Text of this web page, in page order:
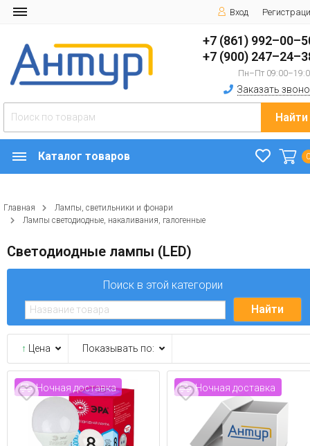
Вход
+7 (861)
+7 (900)
Пн–Пт
Заказать
Найти
Каталог товаров
Главная
Лампы, светильники и фонари
Лампы светодиодные, накаливания, галогенные
Светодиодные лампы (LED)
Поиск в этой категории
↑ Цена Показывать по:
Ночная доставка Ночная доставка